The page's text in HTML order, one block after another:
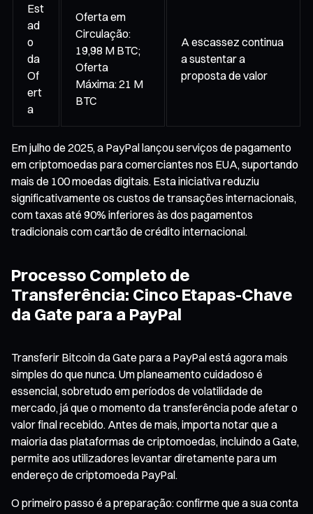
Est
ad
o
da
Of
ert
a
Oferta em
Circulação:
19,98 M BTC;
Oferta
Máxima: 21 M
BTC
A escassez continua
a sustentar a
proposta de valor
Em julho de 2025, a PayPal lançou serviços de pagamento
em criptomoedas para comerciantes nos EUA, suportando
mais de 100 moedas digitais. Esta iniciativa reduziu
significativamente os custos de transações internacionais,
com taxas até 90% inferiores às dos pagamentos
tradicionais com cartão de crédito internacional.
Processo Completo de
Transferência: Cinco Etapas-Chave
da Gate para a PayPal
Transferir Bitcoin da Gate para a PayPal está agora mais
simples do que nunca. Um planeamento cuidadoso é
essencial, sobretudo em períodos de volatilidade de
mercado, já que o momento da transferência pode afetar o
valor final recebido. Antes de mais, importa notar que a
maioria das plataformas de criptomoedas, incluindo a Gate,
permite aos utilizadores levantar diretamente para um
endereço de criptomoeda PayPal.
O primeiro passo é a preparação: confirme que a sua conta